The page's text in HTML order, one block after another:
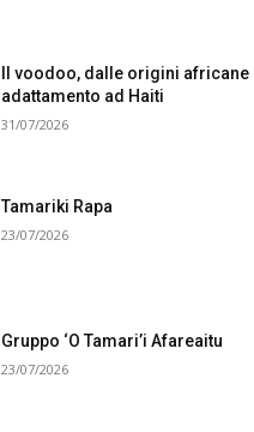
Il voodoo, dalle origini africane
adattamento ad Haiti
31/07/2026
Tamariki Rapa
23/07/2026
Gruppo ‘O Tamari’i Afareaitu
23/07/2026